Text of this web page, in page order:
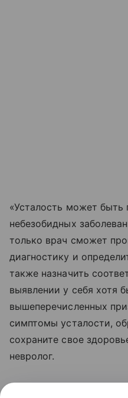
«Усталость может быть
небезобидных
только врач сможет
диагностику и
также назначить
выявлении у себя хотя
вышеперечисленных
симптомы усталости,
сохраните свое
невролог.
Читайте также:Что